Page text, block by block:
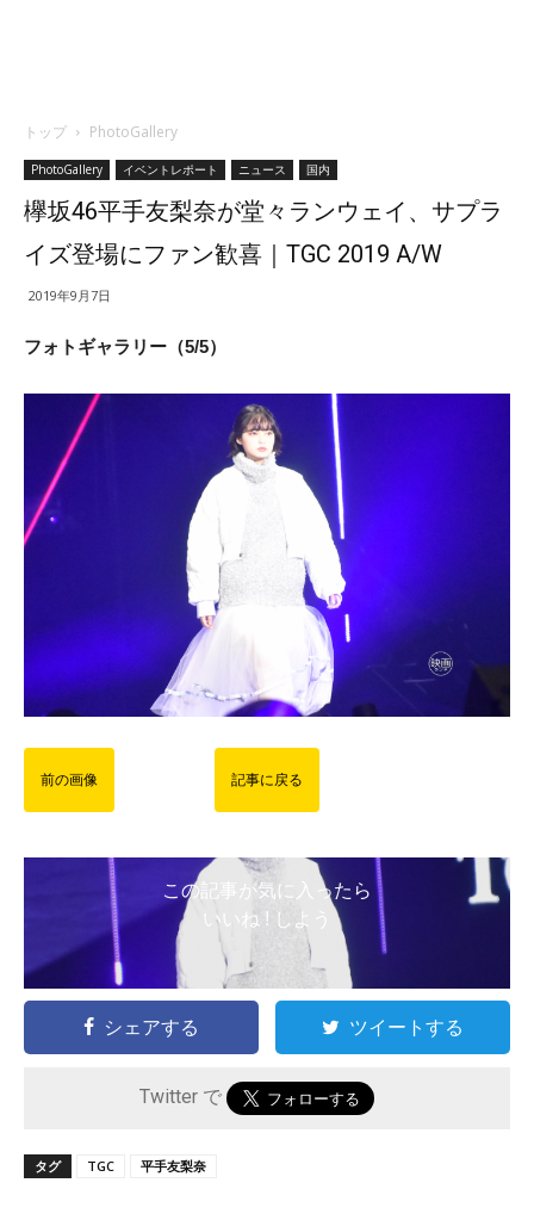
トップ PhotoGallery
PhotoGallery イベントレポート ニュース 国内
欅坂46平手友梨奈が堂々ランウェイ、サプラ
イズ登場にファン歓喜｜TGC 2019 A/W
2019年9月7日
フォトギャラリー（5/5）
前の画像 記事に戻る
この記事が気に入ったら
いいね ! しよう
シェアする ツイートする
Twitter で
タグ TGC 平手友梨奈